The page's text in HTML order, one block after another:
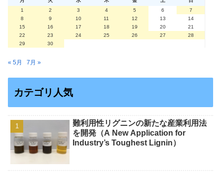
1
2 3 4 5 6
7
8
9 10 11 12 13
14
15
16 17 18 19 20
21
22
23 24 25 26 27
28
29
30
« 5月 7月 »
カテゴリ人気
難利用性リグニンの新たな産業利用法
を開発（A New Application for
Industry’s Toughest Lignin）